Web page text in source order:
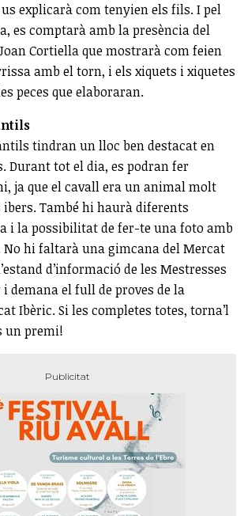
explicarà com tenyien els fils. I pel
es comptarà amb la presència del
Cortiella que mostrarà com feien
amb el torn, i els xiquets i xiquetes
peces que elaboraran.
tindran un lloc ben destacat en
Durant tot el dia, es podran fer
ja que el cavall era un animal molt
També hi haurà diferents
i la possibilitat de fer-te una foto amb
hi faltarà una gimcana del Mercat
d’informació de les Mestresses
i demana el full de proves de la
Ibèric. Si les completes totes, torna’l
un premi!